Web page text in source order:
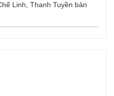
Linh, Thanh Tuyền bản